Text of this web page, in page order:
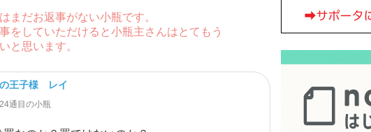
まだお返事がない小瓶です。
をしていただけると小瓶主さんはとてもう
と思います。
王子様 レイ
通目の小瓶